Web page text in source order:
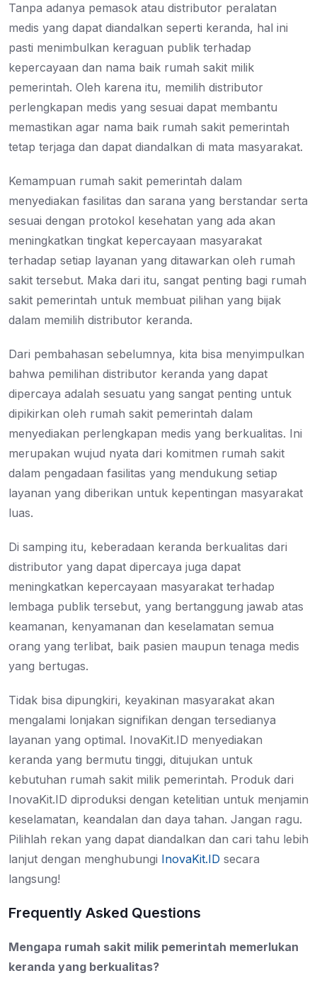
Tanpa adanya pemasok atau distributor peralatan
medis yang dapat diandalkan seperti keranda, hal ini
pasti menimbulkan keraguan publik terhadap
kepercayaan dan nama baik rumah sakit milik
pemerintah. Oleh karena itu, memilih distributor
perlengkapan medis yang sesuai dapat membantu
memastikan agar nama baik rumah sakit pemerintah
tetap terjaga dan dapat diandalkan di mata masyarakat.
Kemampuan rumah sakit pemerintah dalam
menyediakan fasilitas dan sarana yang berstandar serta
sesuai dengan protokol kesehatan yang ada akan
meningkatkan tingkat kepercayaan masyarakat
terhadap setiap layanan yang ditawarkan oleh rumah
sakit tersebut. Maka dari itu, sangat penting bagi rumah
sakit pemerintah untuk membuat pilihan yang bijak
dalam memilih distributor keranda.
Dari pembahasan sebelumnya, kita bisa menyimpulkan
bahwa pemilihan distributor keranda yang dapat
dipercaya adalah sesuatu yang sangat penting untuk
dipikirkan oleh rumah sakit pemerintah dalam
menyediakan perlengkapan medis yang berkualitas. Ini
merupakan wujud nyata dari komitmen rumah sakit
dalam pengadaan fasilitas yang mendukung setiap
layanan yang diberikan untuk kepentingan masyarakat
luas.
Di samping itu, keberadaan keranda berkualitas dari
distributor yang dapat dipercaya juga dapat
meningkatkan kepercayaan masyarakat terhadap
lembaga publik tersebut, yang bertanggung jawab atas
keamanan, kenyamanan dan keselamatan semua
orang yang terlibat, baik pasien maupun tenaga medis
yang bertugas.
Tidak bisa dipungkiri, keyakinan masyarakat akan
mengalami lonjakan signifikan dengan tersedianya
layanan yang optimal. InovaKit.ID menyediakan
keranda yang bermutu tinggi, ditujukan untuk
kebutuhan rumah sakit milik pemerintah. Produk dari
InovaKit.ID diproduksi dengan ketelitian untuk menjamin
keselamatan, keandalan dan daya tahan. Jangan ragu.
Pilihlah rekan yang dapat diandalkan dan cari tahu lebih
lanjut dengan menghubungi InovaKit.ID secara
langsung!
Frequently Asked Questions
Mengapa rumah sakit milik pemerintah memerlukan
keranda yang berkualitas?